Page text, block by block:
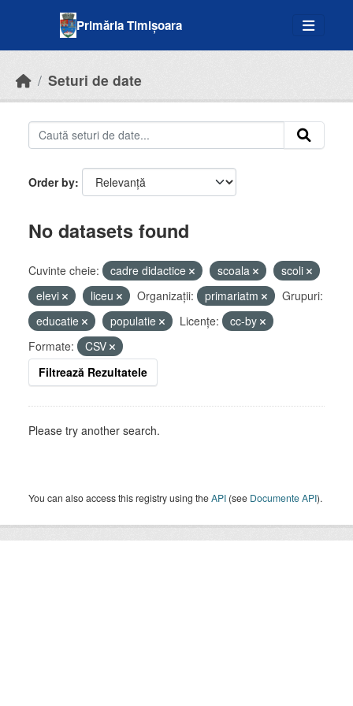
Primăria Timișoara
Seturi de date
Order by
No datasets found
Cuvinte cheie: cadre didactice scoala
scoli
elevi
liceu Organizații: primariatm
Grupuri:
educatie
populatie Licenţe:
cc-by
Formate:
CSV
Filtrează Rezultatele
Please try another search.
You can also access this registry using theAPI (see Documente API).